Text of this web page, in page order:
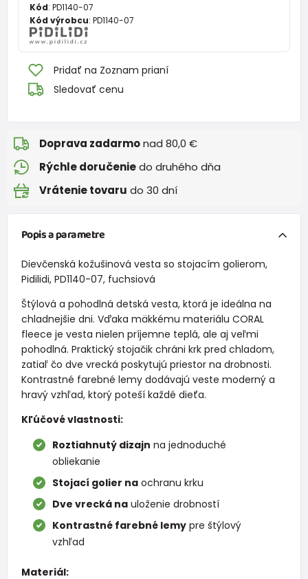
Kód: PD1140-07
Kód výrobcu: PD1140-07
Pridať na Zoznam prianí
Sledovať cenu
Doprava zadarmonad 80,0 €
Rýchle doručeniedo druhého dňa
Vrátenie tovaru do 30 dní
Popis a parametre
Dievčenská kožušinová vesta so stojacím golierom,
Pidilidi, PD1140-07, fuchsiová
Štýlová a pohodlná detská vesta, ktorá je ideálna na
chladnejšie dni. Vďaka mäkkému materiálu CORAL
fleece je vesta nielen príjemne teplá, ale aj veľmi
pohodlná. Praktický stojačik chráni krk pred chladom,
zatiaľ čo dve vrecká poskytujú priestor na drobnosti.
Kontrastné farebné lemy dodávajú veste moderný a
hravý vzhľad, ktorý poteší každé dieťa.
Kľúčové vlastnosti:
Roztiahnutý dizajn na jednoduché
obliekanie
Stojací golier na ochranu krku
Dve vrecká na uloženie drobností
Kontrastné farebné lemy pre štýlový
vzhľad
Materiál: